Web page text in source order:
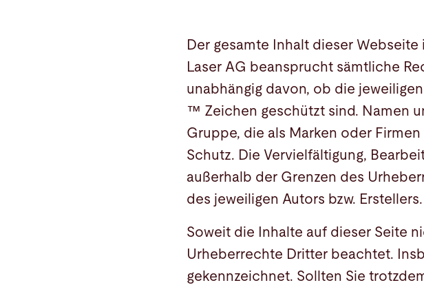
Der gesamte Inhalt dieser
Laser AG beansprucht sämtliche
unabhängig davon, ob die
™ Zeichen geschützt sind. Namen
Gruppe, die als Marken oder
Schutz. Die Vervielfältigung,
außerhalb der Grenzen des
des jeweiligen Autors bzw. Erstellers.
Soweit die Inhalte auf dieser Seite
Urheberrechte Dritter beachtet.
gekennzeichnet. Sollten Sie